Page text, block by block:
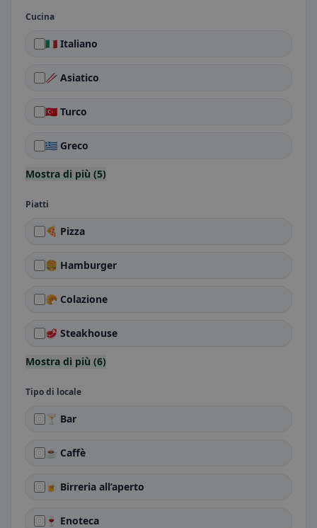
Cucina
🇮🇹 Italiano
🥢 Asiatico
🇹🇷 Turco
🇬🇷 Greco
Mostra di più (5)
Piatti
🍕 Pizza
🍔 Hamburger
🥐 Colazione
🥩 Steakhouse
Mostra di più (6)
Tipo di locale
🍸 Bar
☕ Caffè
🍺 Birreria all’aperto
🍷 Enoteca